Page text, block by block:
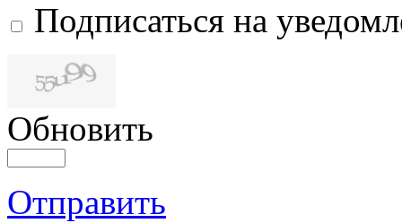
Подписаться на
Обновить
Отправить